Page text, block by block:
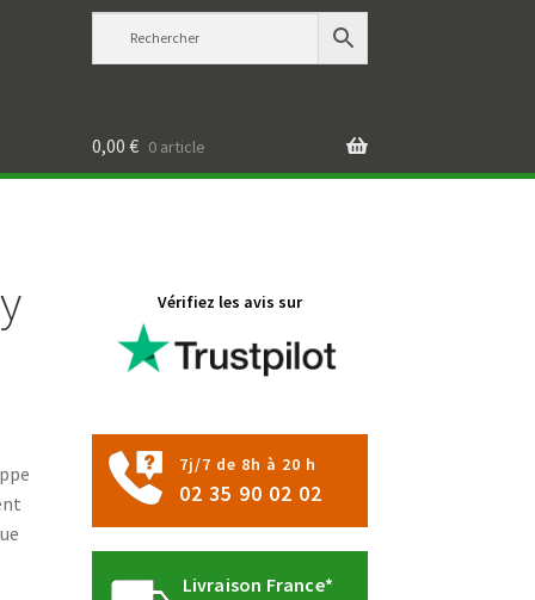
0,00 € 0 article
Vérifiez les avis sur
7j/7 de 8h à 20 h
02 35 90 02 02
Livraison France*